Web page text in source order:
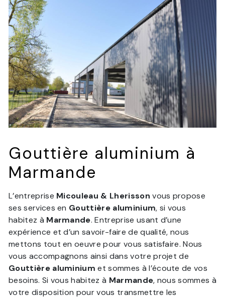
Gouttière aluminium à
Marmande
L’entreprise Micouleau & Lherisson vous propose
ses services en Gouttière aluminium, si vous
habitez à Marmande. Entreprise usant d’une
expérience et d’un savoir-faire de qualité, nous
mettons tout en oeuvre pour vous satisfaire. Nous
vous accompagnons ainsi dans votre projet de
Gouttière aluminium et sommes à l’écoute de vos
besoins. Si vous habitez à Marmande, nous sommes à
votre disposition pour vous transmettre les